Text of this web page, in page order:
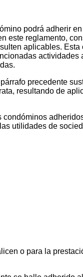
podrá adherir
este reglamento,
aplicables.
actividades
precedente
resultando de
utilidades de
o para la